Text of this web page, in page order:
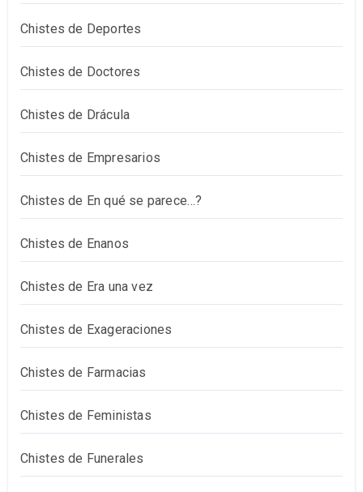
Chistes de Deportes
Chistes de Doctores
Chistes de Drácula
Chistes de Empresarios
Chistes de En qué se parece…?
Chistes de Enanos
Chistes de Era una vez
Chistes de Exageraciones
Chistes de Farmacias
Chistes de Feministas
Chistes de Funerales